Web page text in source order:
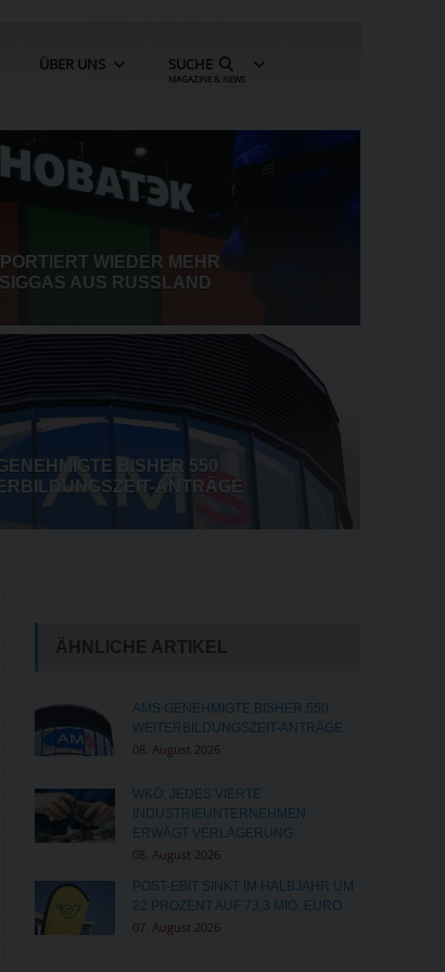
ÜBER UNS SUCHE
MAGAZINE & NEWS
NVIDIA VOR EINSTIEG BEI LANCIUM
OPENAI STOPPT TEILWEISE KI-
ENTWICKLUNG WEGEN SICHERHEIT
ÄHNLICHE ARTIKEL
AMS GENEHMIGTE BISHER 550
WEITERBILDUNGSZEIT-ANTRÄGE
08. August 2026
WKÖ: JEDES VIERTE
INDUSTRIEUNTERNEHMEN
ERWÄGT VERLAGERUNG
08. August 2026
POST-EBIT SINKT IM HALBJAHR UM
22 PROZENT AUF 73,3 MIO. EURO
07. August 2026